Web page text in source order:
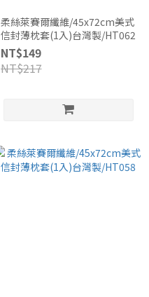
柔絲萊賽爾纖維/45x72cm美式
信封薄枕套(1入)台灣製/HT062
NT$149
NT$217